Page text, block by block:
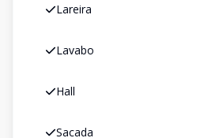
Lareira
Lavabo
Hall
Sacada